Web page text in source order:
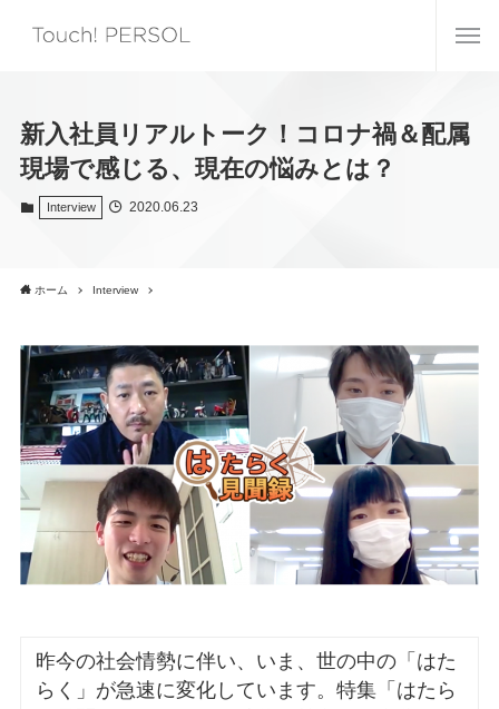
新入社員リアルトーク！コロナ禍＆配属
現場で感じる、現在の悩みとは？
Interview 2020.06.23
ホーム Interview
昨今の社会情勢に伴い、いま、世の中の「はた
らく」が急速に変化しています。特集「はたら